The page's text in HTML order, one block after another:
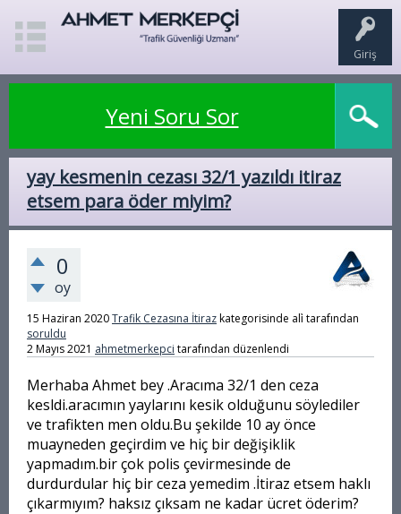
Giriş
Yeni Soru Sor
yay kesmenin cezası 32/1 yazıldı itiraz
etsem para öder miyim?
0
oy
15 Haziran 2020Trafik Cezasına İtirazkategorisinde ali̇ tarafından
soruldu
2 Mayıs 2021 ahmetmerkepci tarafından düzenlendi
Merhaba Ahmet bey .Aracıma 32/1 den ceza
kesldi.aracımın yaylarını kesik olduğunu söylediler
ve trafikten men oldu.Bu şekilde 10 ay önce
muayneden geçirdim ve hiç bir değişiklik
yapmadım.bir çok polis çevirmesinde de
durdurdular hiç bir ceza yemedim .İtiraz etsem haklı
çıkarmıyım? haksız çıksam ne kadar ücret öderim?